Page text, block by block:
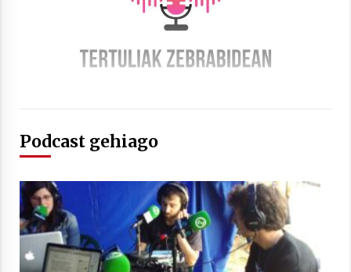
2021/06/30
Podcast gehiago